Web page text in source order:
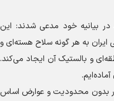
در بیانیه خود مدعی شدند: این
ایران به هر گونه سلاح هسته‌ای و
و بالستیک آن ایجاد می‌کند.
بدون محدودیت و عوارض اساس